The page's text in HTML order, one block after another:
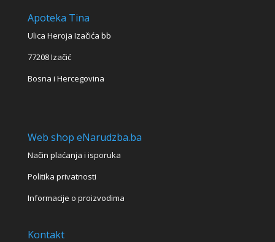
Apoteka Tina
Ulica Heroja Izačića bb
77208 Izačić
Bosna i Hercegovina
Web shop eNarudzba.ba
Način plaćanja i isporuka
Politika privatnosti
Informacije o proizvodima
Kontakt